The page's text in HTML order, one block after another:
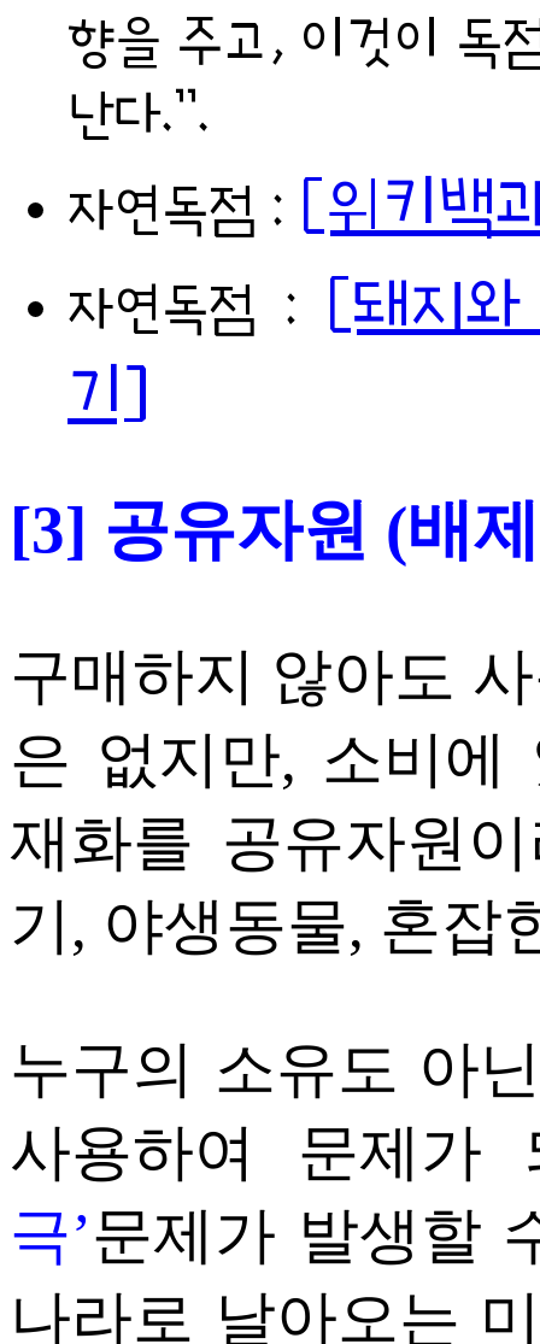
향을 주고, 이것이 독
난다.”.
자연독점 : [위키백
자연독점 :
[돼지
기]
[3] 공유자원 (배
구매하지 않아도
은 없지만, 소비에
재화를 공유자원
기, 야생동물, 혼잡
누구의 소유도 아
사용하여 문제
극’문제가 발생할
나라로 날아오는